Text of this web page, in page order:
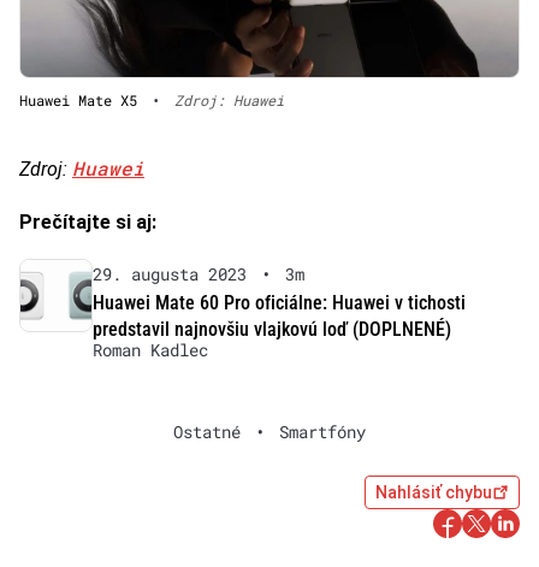
Huawei Mate X5 • Zdroj: Huawei
Zdroj: Huawei
Prečítajte si aj:
29. augusta 2023 •
3m
Huawei Mate 60 Pro oficiálne: Huawei v tichosti
predstavil najnovšiu vlajkovú loď (DOPLNENÉ)
Roman Kadlec
Ostatné • Smartfóny
Nahlásiť chybu